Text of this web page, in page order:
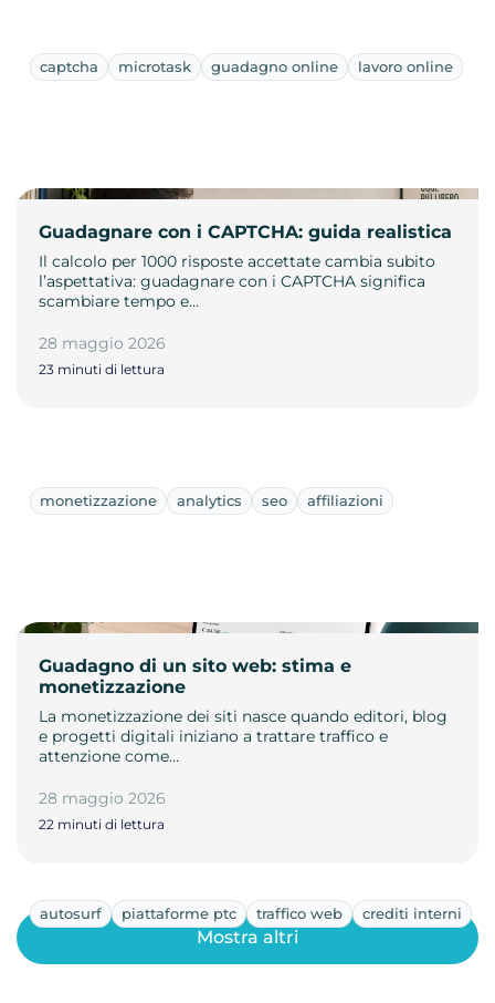
captcha microtask guadagno online lavoro online
Guadagnare con i CAPTCHA: guida realistica
Il calcolo per 1000 risposte accettate cambia subito
l’aspettativa: guadagnare con i CAPTCHA significa
scambiare tempo e…
28 maggio 2026
23 minuti di lettura
monetizzazione analytics seo affiliazioni
Guadagno di un sito web: stima e
monetizzazione
La monetizzazione dei siti nasce quando editori, blog
e progetti digitali iniziano a trattare traffico e
attenzione come…
28 maggio 2026
22 minuti di lettura
autosurf piattaforme ptc traffico web crediti interni
Mostra altri